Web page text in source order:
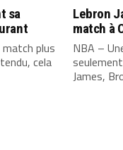
sa
plus
cela
Lebron
match à
NBA –
James,